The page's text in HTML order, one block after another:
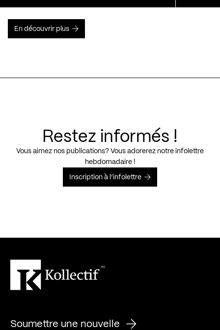
En découvrir plus
Restez informés !
Vous aimez nos publications? Vous adorerez notre infolettre
hebdomadaire !
Inscription à l’infolettre
Soumettre une nouvelle